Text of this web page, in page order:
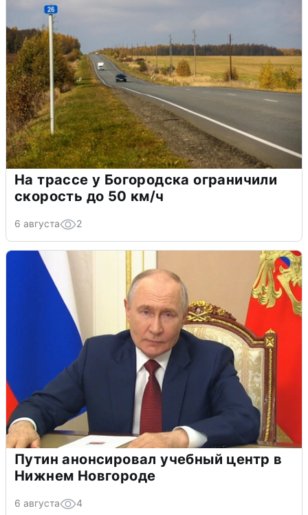
На трассе у Богородска ограничили
скорость до 50 км/ч
6 августа 2
Путин анонсировал учебный центр в
Нижнем Новгороде
6 августа 4